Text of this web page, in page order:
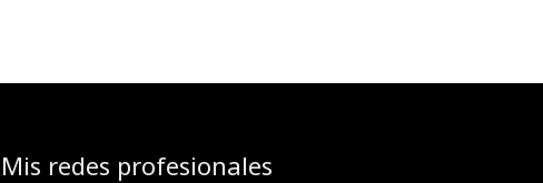
Mis redes profesionales